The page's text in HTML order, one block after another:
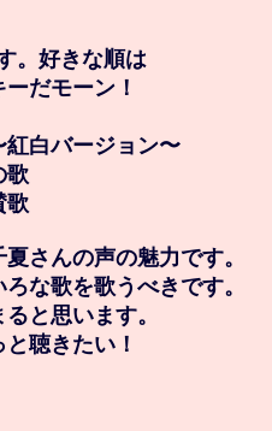
。好きな順は
だモーン！
紅白バージョン〜
歌
歌
さんの声の魅力です。
な歌を歌うべきです。
と思います。
聴きたい！